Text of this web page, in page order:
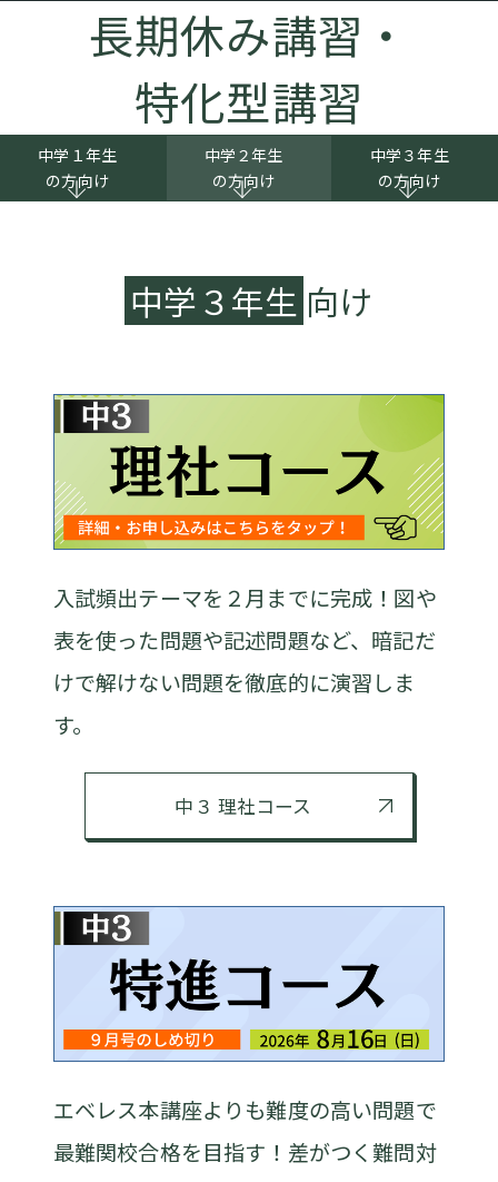
長期休み講習・
特化型講習
中学１年生
の方向け
中学２年生
の方向け
中学３年生
の方向け
中学３年生 向け
入試頻出テーマを２月までに完成！図や
表を使った問題や記述問題など、暗記だ
けで解けない問題を徹底的に演習しま
す。
中３ 理社コース
エベレス本講座よりも難度の高い問題で
最難関校合格を目指す！差がつく難問対